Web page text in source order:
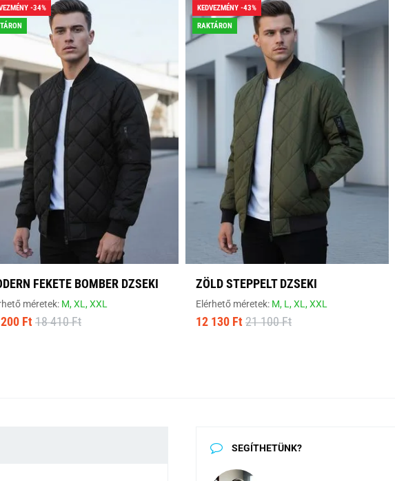
-34%
FEKETE BOMBER DZSEKI
méretek: M,XL,XXL
Ft 18 410 Ft
KEDVEZMÉNY -43%
RAKTÁRON
ZÖLD STEPPELT DZSEKI
Elérhető méretek: M, L,XL,XXL
12 130 Ft 21 100 Ft
SEGÍTHETÜNK?